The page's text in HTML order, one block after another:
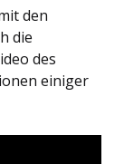
den
die
des
einiger